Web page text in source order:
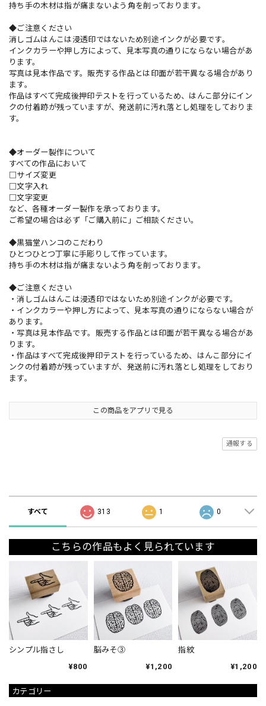
カテゴリー
持ち手の木材は指が痛まないよう角を削っております。
◆ご注意ください
消しゴムはんこは浸透印ではないため別途インクが必要です。
インクカラーや押し方によって、見本写真の通りにならない場合があ
ります。
写真は見本作品です。販売する作品とは印面が若干異なる場合があり
ます。
作品はすべて完成後押印テストを行っているため、はんこ部分にイン
クの付着跡が残っていますが、発送前に汚れ落とし処理をしておりま
す。
◆オーダー製作について
すべての作品において
□サイズ変更
□文字入れ
□文字変更
など、各種オーダー製作を承っております。
ご希望の場合は必ず「ご購入前に」ご相談ください。
◆黒猫堂ハンコのこだわり
ひとつひとつ丁寧に手彫りして作っています。
持ち手の木材は指が痛まないよう角を削っております。
◆ご注意ください
・消しゴムはんこは浸透印ではないため別途インクが必要です。
・インクカラーや押し方によって、見本写真の通りにならない場合が
あります。
・写真は見本作品です。販売する作品とは印面が若干異なる場合があ
ります。
・作品はすべて完成後押印テストを行っているため、はんこ部分にイ
ンクの付着跡が残っていますが、発送前に汚れ落とし処理をしており
ます。
この商品をアプリで見る
通報する
すべて 313 1 0
こちらの作品もよく見られています
シンプル指さし
¥800
脳みそ③
¥1,200
指紋
¥1,200